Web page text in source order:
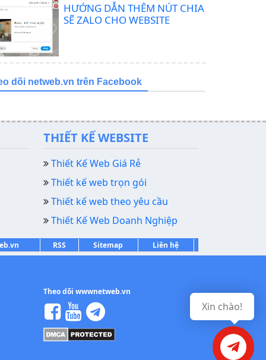
HƯỚNG DẪN THÊM NÚT CHIA
SẼ ZALO CHO WEBSITE
dõi netweb.vn trên Facebook
THIẾT KẾ WEBSITE
Thiết Kế Web Giá Rẻ
Thiết kế web trọn gói
Thiết kế web theo yêu cầu
Thiết Kế Web Doanh Nghiệp
RSS Sitemap Liên hệ
Theo dõi wwwnetweb.vn
Xin chào!